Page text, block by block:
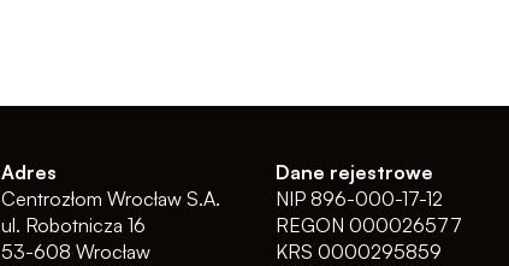
Adres
Centrozłom Wrocław S.A.
ul. Robotnicza 16
53-608 Wrocław
Dane rejestrowe
NIP 896-000-17-12
REGON 000026577
KRS 0000295859